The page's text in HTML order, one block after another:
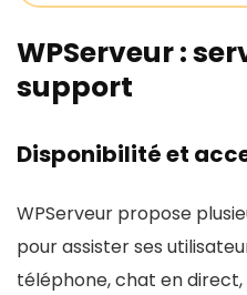
WPServeur :
support
Disponibilité et
WPServeur propose
pour assister ses
téléphone, chat en